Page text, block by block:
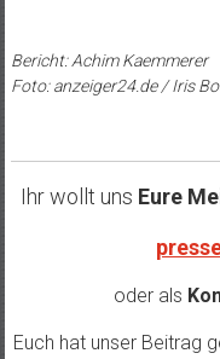
Bericht: Achim Kaemmerer
Foto: anzeiger24.de / Iris
Ihr wollt uns Eure
oder als
Euch hat unser Beitrag